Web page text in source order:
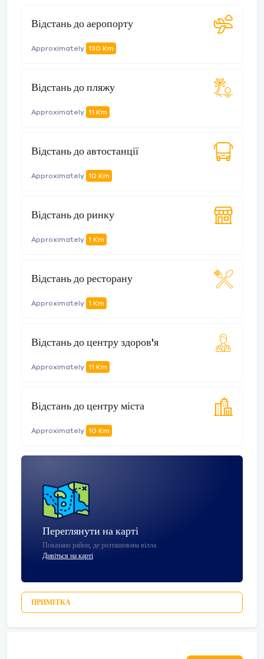
Відстань до аеропорту
Approximately 130 Km
Відстань до пляжу
Approximately 11 Km
Відстань до автостанції
Approximately 10 Km
Відстань до ринку
Approximately 1 Km
Відстань до ресторану
Approximately 1 Km
Відстань до центру здоров'я
Approximately 11 Km
Відстань до центру міста
Approximately 10 Km
Переглянути на карті
Показано район, де розташована вілла.
Дивіться на карті
ПРИМІТКА